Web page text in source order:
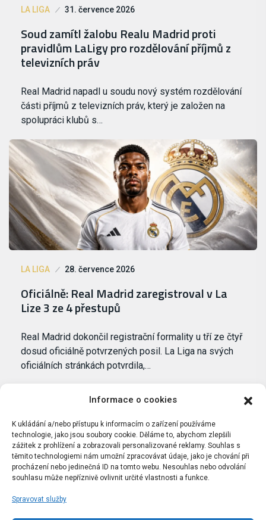
Informace o cookies
K ukládání a/nebo přístupu k informacím o zařízení používáme
technologie, jako jsou soubory cookie. Děláme to, abychom zlepšili
zážitek z prohlížení a zobrazovali personalizované reklamy. Souhlas s
těmito technologiemi nám umožní zpracovávat údaje, jako je chování při
procházení nebo jedinečná ID na tomto webu. Nesouhlas nebo odvolání
souhlasu může nepříznivě ovlivnit určité vlastnosti a funkce.
Spravovat služby
LA LIGA 31. července 2026
Soud zamítl žalobu Realu Madrid proti
pravidlům LaLigy pro rozdělování příjmů z
televizních práv
Real Madrid napadl u soudu nový systém rozdělování
části příjmů z televizních práv, který je založen na
spolupráci klubů s…
LA LIGA 28. července 2026
Oficiálně: Real Madrid zaregistroval v La
Lize 3 ze 4 přestupů
Real Madrid dokončil registrační formality u tří ze čtyř
dosud oficiálně potvrzených posil. La Liga na svých
oficiálních stránkách potvrdila,…